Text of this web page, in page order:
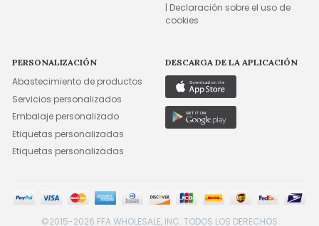
| Declaración sobre el uso de
cookies
PERSONALIZACIÓN
Abastecimiento de productos
Servicios personalizados
Embalaje personalizado
Etiquetas personalizadas
Etiquetas personalizadas
DESCARGA DE LA APLICACIÓN
©2015-2026 FFA WHOLESALE, INC. TODOS LOS DERECHOS